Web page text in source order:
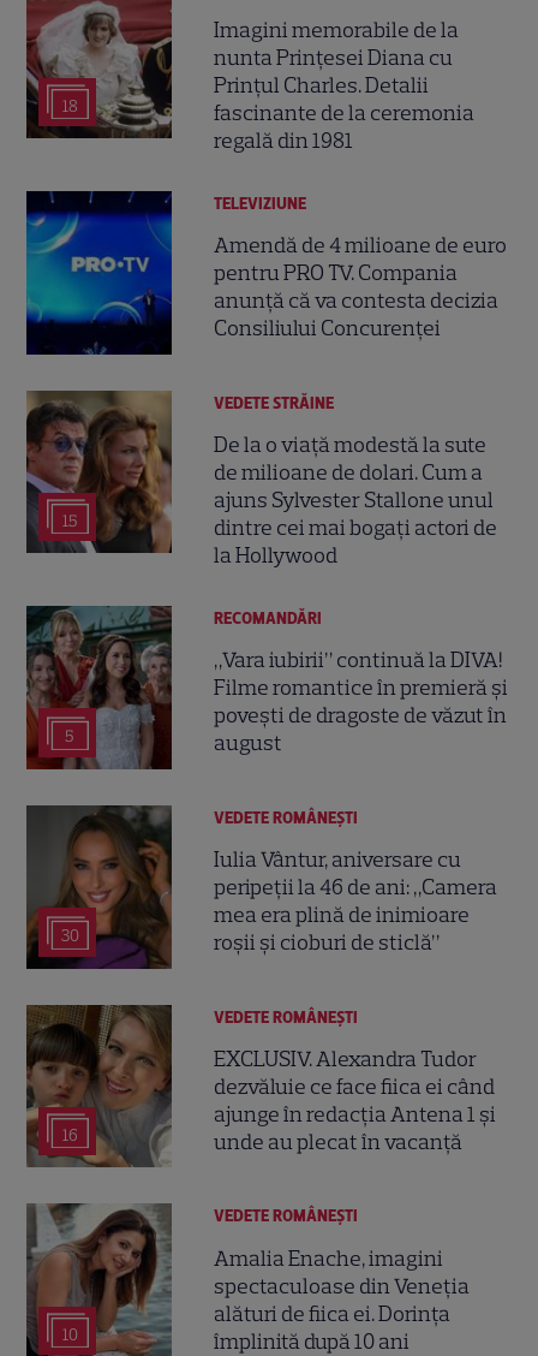
18
Imagini memorabile de la
nunta Prințesei Diana cu
Prințul Charles. Detalii
fascinante de la ceremonia
regală din 1981
TELEVIZIUNE
Amendă de 4 milioane de euro
pentru PRO TV. Compania
anunță că va contesta decizia
Consiliului Concurenței
15
VEDETE STRĂINE
De la o viață modestă la sute
de milioane de dolari. Cum a
ajuns Sylvester Stallone unul
dintre cei mai bogați actori de
la Hollywood
5
RECOMANDĂRI
„Vara iubirii” continuă la DIVA!
Filme romantice în premieră și
povești de dragoste de văzut în
august
30
VEDETE ROMÂNEŞTI
Iulia Vântur, aniversare cu
peripeții la 46 de ani: „Camera
mea era plină de inimioare
roșii și cioburi de sticlă”
16
VEDETE ROMÂNEŞTI
EXCLUSIV. Alexandra Tudor
dezvăluie ce face fiica ei când
ajunge în redacția Antena 1 și
unde au plecat în vacanță
10
VEDETE ROMÂNEŞTI
Amalia Enache, imagini
spectaculoase din Veneția
alături de fiica ei. Dorința
împlinită după 10 ani